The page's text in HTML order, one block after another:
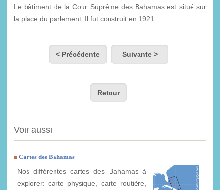
Le bâtiment de la Cour Suprême des Bahamas est situé sur
la place du parlement. Il fut construit en 1921.
< Précédente Suivante >
Retour
Voir aussi
Cartes des Bahamas
Nos différentes cartes des Bahamas à
explorer: carte physique, carte routière,